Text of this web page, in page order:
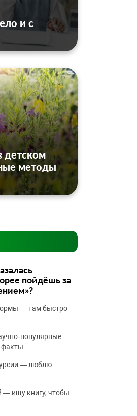
и с
детском
методы
пойдёшь за
— там быстро
— люблю
— ищу книгу, чтобы